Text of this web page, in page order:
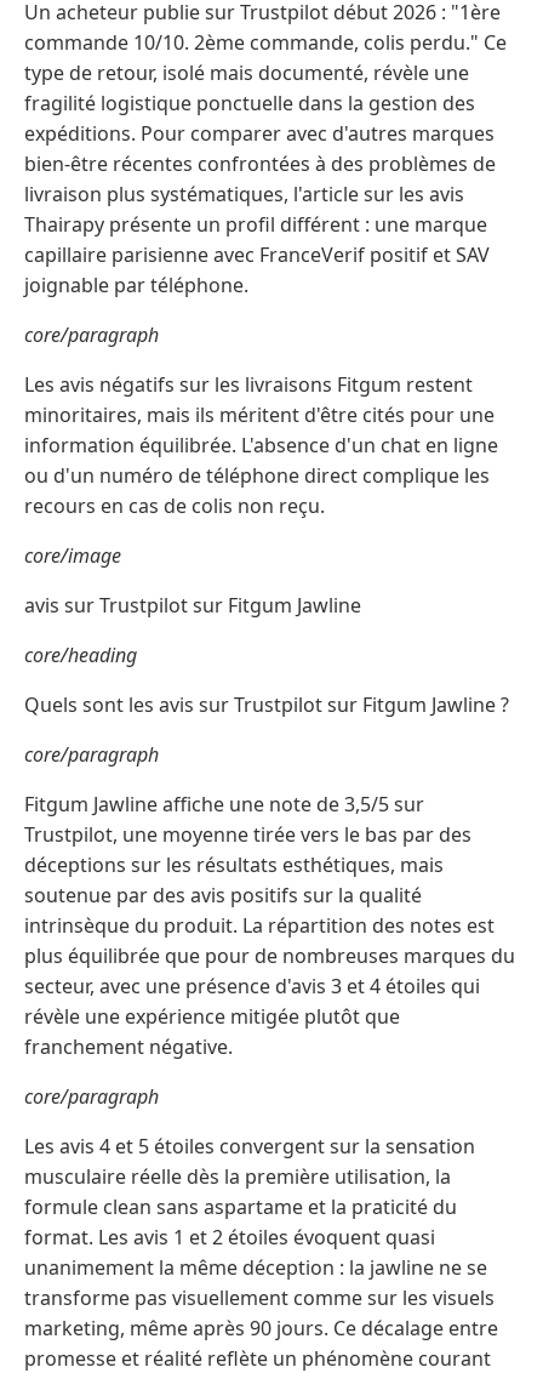
Un acheteur publie sur Trustpilot début 2026 : "1ère
commande 10/10. 2ème commande, colis perdu." Ce
type de retour, isolé mais documenté, révèle une
fragilité logistique ponctuelle dans la gestion des
expéditions. Pour comparer avec d'autres marques
bien-être récentes confrontées à des problèmes de
livraison plus systématiques, l'article sur les avis
Thairapy présente un profil différent : une marque
capillaire parisienne avec FranceVerif positif et SAV
joignable par téléphone.
core/paragraph
Les avis négatifs sur les livraisons Fitgum restent
minoritaires, mais ils méritent d'être cités pour une
information équilibrée. L'absence d'un chat en ligne
ou d'un numéro de téléphone direct complique les
recours en cas de colis non reçu.
core/image
avis sur Trustpilot sur Fitgum Jawline
core/heading
Quels sont les avis sur Trustpilot sur Fitgum Jawline ?
core/paragraph
Fitgum Jawline affiche une note de 3,5/5 sur
Trustpilot, une moyenne tirée vers le bas par des
déceptions sur les résultats esthétiques, mais
soutenue par des avis positifs sur la qualité
intrinsèque du produit. La répartition des notes est
plus équilibrée que pour de nombreuses marques du
secteur, avec une présence d'avis 3 et 4 étoiles qui
révèle une expérience mitigée plutôt que
franchement négative.
core/paragraph
Les avis 4 et 5 étoiles convergent sur la sensation
musculaire réelle dès la première utilisation, la
formule clean sans aspartame et la praticité du
format. Les avis 1 et 2 étoiles évoquent quasi
unanimement la même déception : la jawline ne se
transforme pas visuellement comme sur les visuels
marketing, même après 90 jours. Ce décalage entre
promesse et réalité reflète un phénomène courant